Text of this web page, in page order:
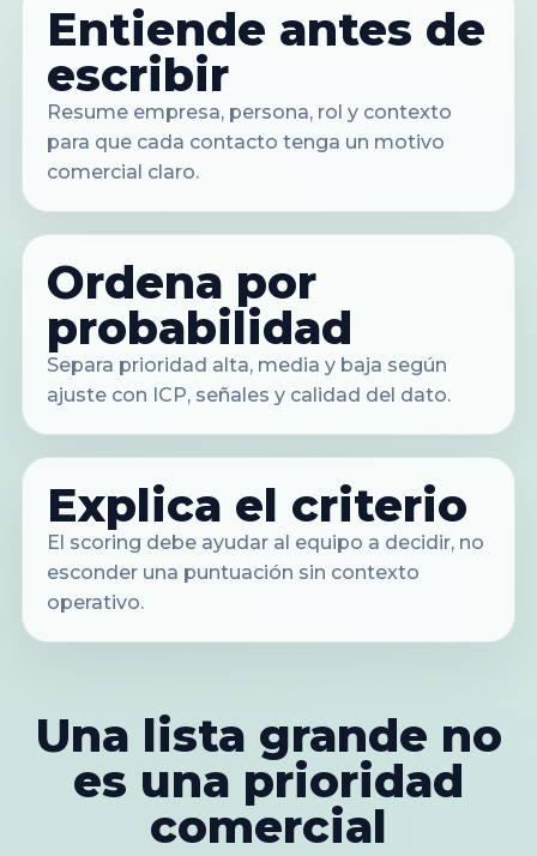
Entiende antes de
escribir
Resume empresa, persona, rol y contexto
para que cada contacto tenga un motivo
comercial claro.
Ordena por
probabilidad
Separa prioridad alta, media y baja según
ajuste con ICP, señales y calidad del dato.
Explica el criterio
El scoring debe ayudar al equipo a decidir, no
esconder una puntuación sin contexto
operativo.
Una lista grande no
es una prioridad
comercial